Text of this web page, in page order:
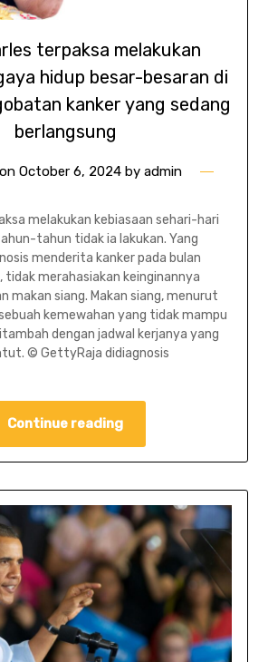
terpaksa melakukan
hidup besar-besaran di
kanker yang sedang
berlangsung
October 6, 2024by admin
melakukan kebiasaan sehari-hari
tahun tidak ia lakukan. Yang
menderita kanker pada bulan
tidak merahasiakan keinginannya
makan siang. Makan siang, menurut
kemewahan yang tidak mampu
dengan jadwal kerjanya yang
© GettyRaja didiagnosis
Continue reading